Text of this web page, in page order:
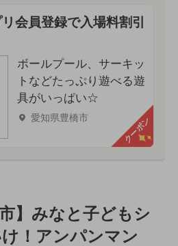
会員登録で入場料割引
ボールプール、サーキッ
トなどたっぷり遊べる遊
具がいっぱい☆
愛知県豊橋市 クーポン
】みなと子どもシ
け！アンパンマン